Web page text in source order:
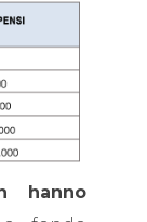
hanno